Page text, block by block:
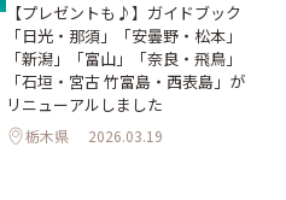
【プレゼントも♪】ガイドブック
「日光・那須」「安曇野・松本」
「新潟」「富山」「奈良・飛鳥」
「石垣・宮古 竹富島・西表島」が
リニューアルしました
栃木県 2026.03.19